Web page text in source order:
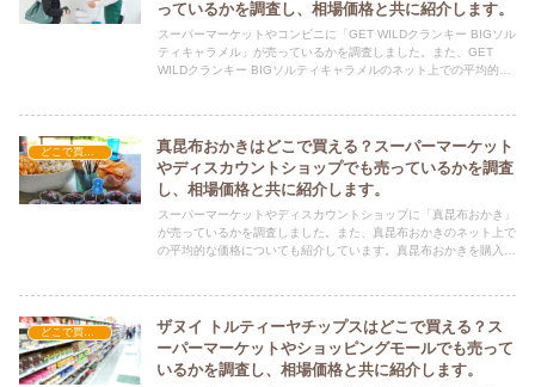
っているかを調査し、相場価格と共に紹介します。
スーパーマーケットやコンビニに「GET WILDクランキー BIGソル
ティキャラメル」が売っているかを調査しました。また、GET
WILDクランキー BIGソルティキャラメルのネット上での平均的な
どこで買える？-お菓子・スイーツ・アイス
真昆布おかきはどこで買える？スーパーマーケット
やディスカウントショップでも売っているかを調査
し、相場価格と共に紹介します。
スーパーマーケットやディスカウントショップに「真昆布おかき」
が売っているかを調査しました。また、真昆布おかきのネット上で
の平均的な価格についても紹介しています。真昆布おかきを購入す
どこで買える？-お菓子・スイーツ・アイス
ザヌイ トルティーヤチップスはどこで買える？ス
ーパーマーケットやショッピングモールでも売って
いるかを調査し、相場価格と共に紹介します。